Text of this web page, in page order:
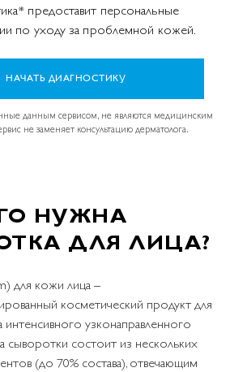
предоставит персональные
по уходу за проблемной кожей.
НАЧАТЬ ДИАГНОСТИКУ
данным сервисом, не являются медицинским
не заменяет консультацию дерматолога.
НУЖНА
ДЛЯ ЛИЦА?
для кожи лица –
косметический продукт для
узконаправленного
сыворотки состоит из нескольких
(до 70% состава), отвечающим